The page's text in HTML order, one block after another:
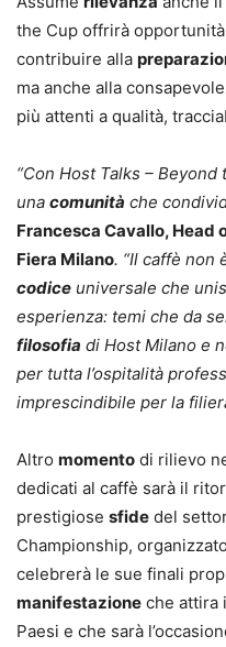
the Cup offrirà
contribuire alla
ma anche alla
più attenti a qualità,
“Con Host Talks –
una comunità che
Francesca Cavallo,
Fiera Milano. “Il caffè non
codice universale che
esperienza: temi che da
filosofia di Host Milano e
per tutta l’ospitalità
imprescindibile per la
Altro momento di rilievo
dedicati al caffè sarà il
prestigiose sfide del
Championship,
celebrerà le sue finali
manifestazione che attira
Paesi e che sarà